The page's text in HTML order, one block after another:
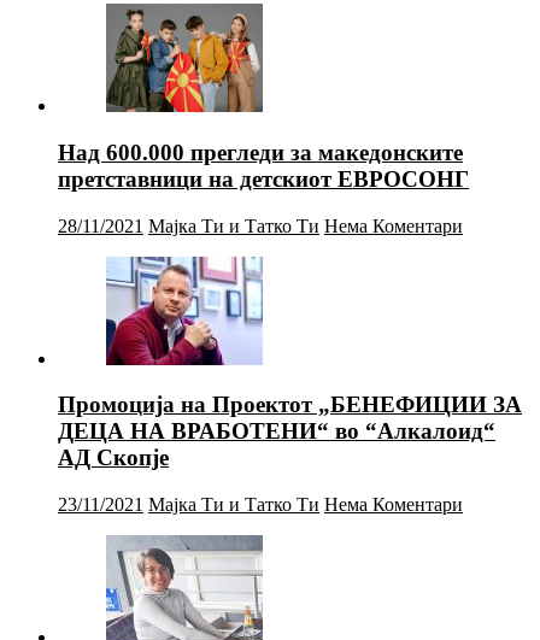
Над 600.000 прегледи за македонските
претставници на детскиот ЕВРОСОНГ
28/11/2021 Мајка Ти и Татко Ти Нема Коментари
Промоција на Проектот „БЕНЕФИЦИИ ЗА
ДЕЦА НА ВРАБОТЕНИ“ во “Алкалоид“
АД Скопје
23/11/2021 Мајка Ти и Татко Ти Нема Коментари